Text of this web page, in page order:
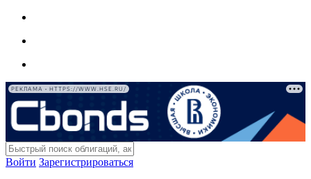
РЕКЛАМА • HTTPS://WWW.HSE.RU/
Войти Зарегистрироваться